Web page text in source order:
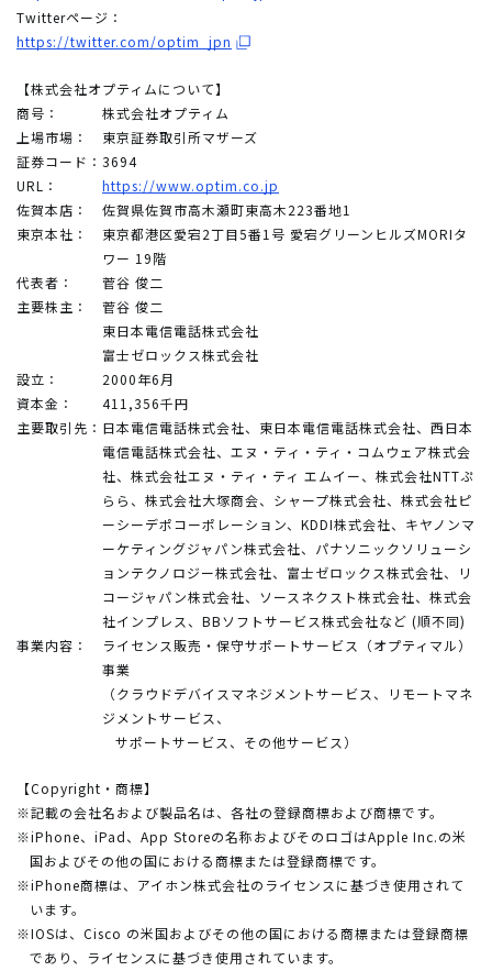
Twitterページ：
https://twitter.com/optim_jpn
【株式会社オプティムについて】
商号：
株式会社オプティム
上場市場：
東京証券取引所マザーズ
証券コード： 3694
URL：
https://www.optim.co.jp
佐賀本店：
佐賀県佐賀市高木瀬町東高木223番地1
東京本社：
東京都港区愛宕2丁目5番1号 愛宕グリーンヒルズMORIタ
ワー 19階
代表者：
菅谷 俊二
主要株主：
菅谷 俊二
東日本電信電話株式会社
富士ゼロックス株式会社
設立：
2000年6月
資本金：
411,356千円
主要取引先： 日本電信電話株式会社、東日本電信電話株式会社、西日本
電信電話株式会社、エヌ・ティ・ティ・コムウェア株式会
社、株式会社エヌ・ティ・ティ エムイー、株式会社NTTぷ
らら、株式会社大塚商会、シャープ株式会社、株式会社ピ
ーシーデポコーポレーション、KDDI株式会社、キヤノンマ
ーケティングジャパン株式会社、パナソニックソリューシ
ョンテクノロジー株式会社、富士ゼロックス株式会社、リ
コージャパン株式会社、ソースネクスト株式会社、株式会
社インプレス、BBソフトサービス株式会社など (順不同)
事業内容：
ライセンス販売・保守サポートサービス（オプティマル）
事業
（クラウドデバイスマネジメントサービス、リモートマネ
ジメントサービス、
サポートサービス、その他サービス）
【Copyright・商標】
※記載の会社名および製品名は、各社の登録商標および商標です。
※iPhone、iPad、App Storeの名称およびそのロゴはApple Inc.の米
国およびその他の国における商標または登録商標です。
※iPhone商標は、アイホン株式会社のライセンスに基づき使用されて
います。
※IOSは、Cisco の米国およびその他の国における商標または登録商標
であり、ライセンスに基づき使用されています。